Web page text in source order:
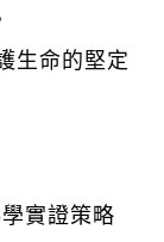
生命的堅定
實證策略